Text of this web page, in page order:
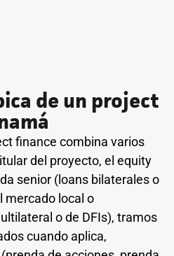
de un project
finance combina varios
del proyecto, el equity
senior (loans bilaterales o
mercado local o
o de DFIs), tramos
cuando aplica,